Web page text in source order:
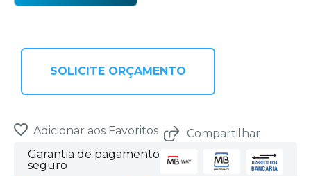
SOLICITE ORÇAMENTO
Adicionar aos Favoritos
Compartilhar
Garantia de pagamento
seguro